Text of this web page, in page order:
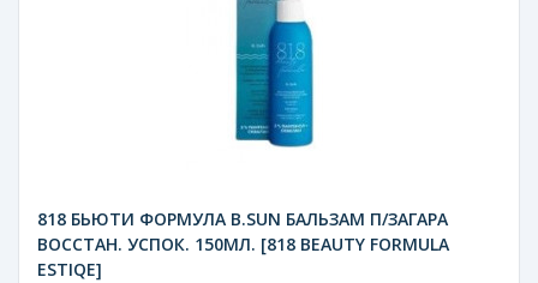
818 БЬЮТИ ФОРМУЛА B.SUN БАЛЬЗАМ П/ЗАГАРА
ВОССТАН. УСПОК. 150МЛ. [818 BEAUTY FORMULA
ESTIQE]